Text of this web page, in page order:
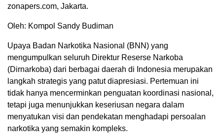
zonapers.com, Jakarta.
Oleh: Kompol Sandy Budiman
Upaya Badan Narkotika Nasional (BNN) yang
mengumpulkan seluruh Direktur Reserse Narkoba
(Dirnarkoba) dari berbagai daerah di Indonesia merupakan
langkah strategis yang patut diapresiasi. Pertemuan ini
tidak hanya mencerminkan penguatan koordinasi nasional,
tetapi juga menunjukkan keseriusan negara dalam
menyatukan visi dan pendekatan menghadapi persoalan
narkotika yang semakin kompleks.